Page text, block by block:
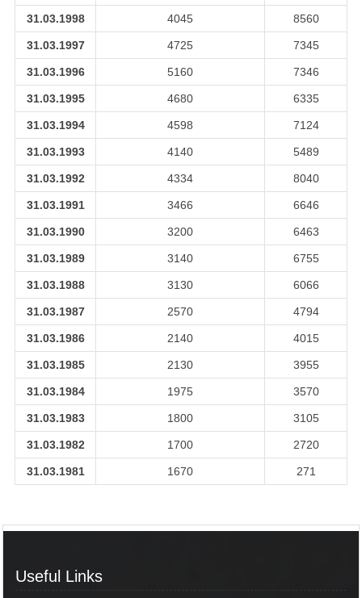
31.03.1998 4045 8560
31.03.1997 4725 7345
31.03.1996 5160 7346
31.03.1995 4680 6335
31.03.1994 4598 7124
31.03.1993 4140 5489
31.03.1992 4334 8040
31.03.1991 3466 6646
31.03.1990 3200 6463
31.03.1989 3140 6755
31.03.1988 3130 6066
31.03.1987 2570 4794
31.03.1986 2140 4015
31.03.1985 2130 3955
31.03.1984 1975 3570
31.03.1983 1800 3105
31.03.1982 1700 2720
31.03.1981 1670 271
Useful Links